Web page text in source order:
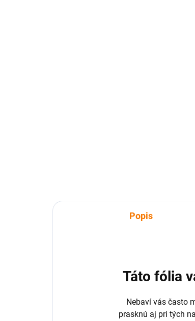
Popis
Táto fólia
Nebaví vás často
prasknú aj pri tých